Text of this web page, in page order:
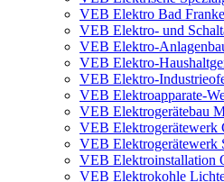
VEB Elektro Bad
VEB Elektro- und
VEB Elektro-
VEB Elektro-
VEB Elektro-
VEB Elektroapparate-
VEB Elektrogerätebau
VEB Elektrogerätewerk
VEB Elektrogerätewerk
VEB Elektroinstallation
VEB Elektrokohle